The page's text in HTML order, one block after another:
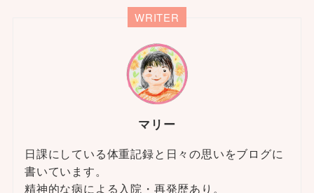
WRITER
マリー
日課にしている体重記録と日々の思いをブログに
書いています。
精神的な病による入院・再発歴あり。